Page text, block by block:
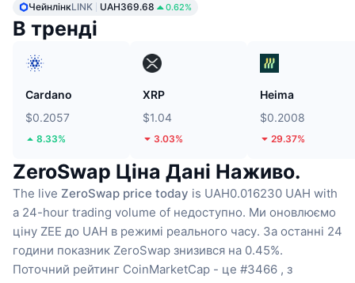
ЧейнлінкLINK UAH369.68 0.62%
В тренді
Cardano
$0.2057
8.33%
XRP
$1.04
3.03%
Heima
$0.2008
29.37%
ZeroSwap Ціна Дані Наживо.
The live ZeroSwap price today is UAH0.016230 UAH with
a 24-hour trading volume of недоступно. Ми оновлюємо
ціну ZEE до UAH в режимі реального часу. За останні 24
години показник ZeroSwap знизився на 0.45%.
Поточний рейтинг CoinMarketCap - це #3466 , з